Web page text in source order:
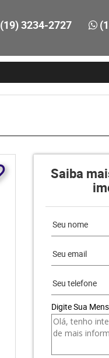
(19) 3234-2727
Saiba
Digite Sua